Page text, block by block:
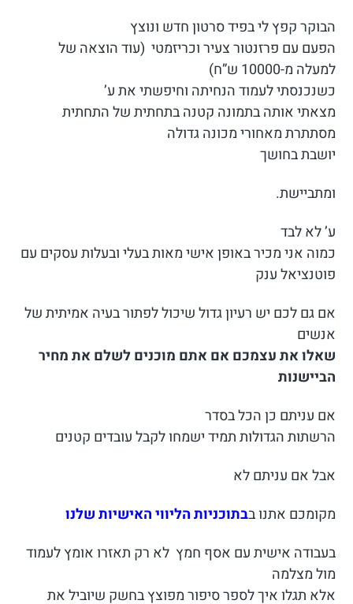
הבוקר קפץ לי בפיד סרטון חדש ונוצץ
הפעם עם פרזנטור צעיר וכריזמטי (עוד הוצאה של
למעלה מ-10000 ש”ח)
כשנכנסתי לעמוד הנחיתה וחיפשתי את ע’
מצאתי אותה בתמונה קטנה בתחתית של התחתית
מסתתרת מאחורי מכונה גדולה
יושבת בחושך
ומתביישת.
ע’ לא לבד
כמוה אני מכיר באופן אישי מאות בעלי ובעלות עסקים עם
פוטנציאל ענק
אם גם לכם יש רעיון גדול שיכול לפתור בעיה אמיתית של
אנשים
שאלו את עצמכם אם אתם מוכנים לשלם את מחיר
הביישנות
אם עניתם כן הכל בסדר
הרשתות הגדולות תמיד ישמחו לקבל עובדים קטנים
אבל אם עניתם לא
מקומכם אתנו בבתוכניות הליווי האישיות שלנו
בעבודה אישית עם אסף חמץ לא רק תאזרו אומץ לעמוד
מול מצלמה
אלא תגלו איך לספר סיפור מפוצץ בחשק שיוביל את